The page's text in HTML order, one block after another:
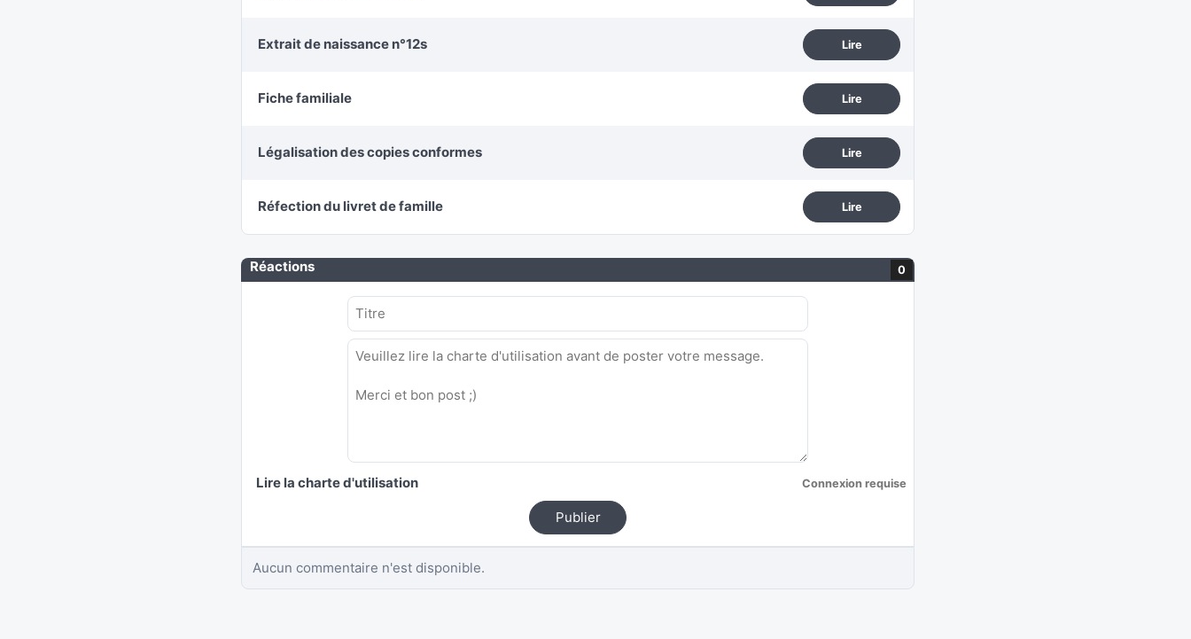
Extrait de naissance n°12s Lire
Fiche familiale Lire
Légalisation des copies conformes Lire
Réfection du livret de famille Lire
Réactions 0
Lire la charte d'utilisation Connexion requise
Publier
Aucun commentaire n'est disponible.